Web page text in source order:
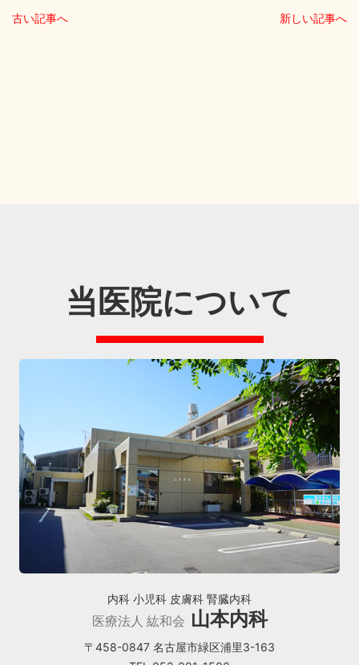
古い記事へ 新しい記事へ
当医院について
内科 小児科 皮膚科 腎臓内科
医療法人 紘和会 山本内科
〒458-0847 名古屋市緑区浦里3-163